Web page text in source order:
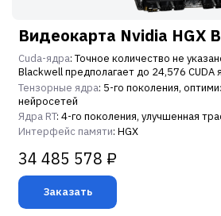
Видеокарта Nvidia HGX
Cuda-ядра: Точное количество не
Blackwell предполагает до 24,576 CUDA
Тензорные ядра: 5-го поколения,
нейросетей
Ядра RT: 4-го поколения, улучшенная
Интерфейс памяти: HGX
34 485 578 ₽
Заказать